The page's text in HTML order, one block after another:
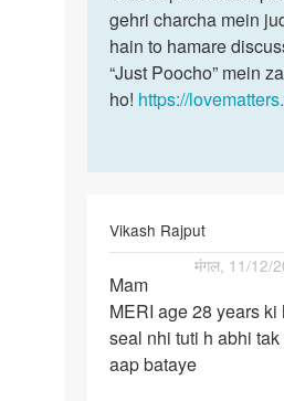
gehri charcha mein
hain to hamare
“Just Poocho” mein
ho! https://
Vikash Rajput
मंगल, 11/12/
Mam
MERI
age
28
Mam
MERI age 28 years ki
seal nhi tuti h abhi
aap bataye